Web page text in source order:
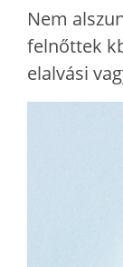
Nem
felnőttek
elalvási